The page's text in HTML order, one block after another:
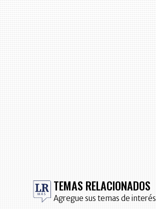
TEMAS RELACIONADOS
Agregue sus temas de interés